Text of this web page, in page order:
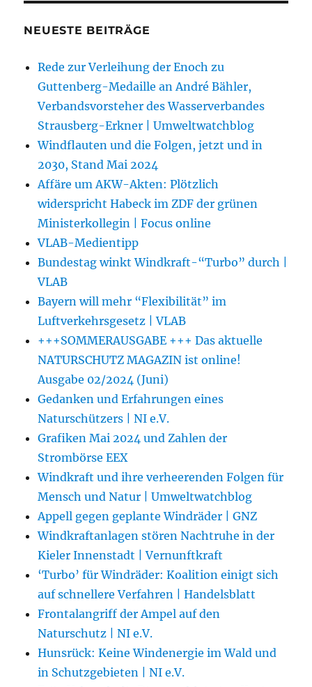
NEUESTE BEITRÄGE
Rede zur Verleihung der Enoch zu
Guttenberg-Medaille an André Bähler,
Verbandsvorsteher des Wasserverbandes
Strausberg-Erkner | Umweltwatchblog
Windflauten und die Folgen, jetzt und in
2030, Stand Mai 2024
Affäre um AKW-Akten: Plötzlich
widerspricht Habeck im ZDF der grünen
Ministerkollegin | Focus online
VLAB-Medientipp
Bundestag winkt Windkraft-“Turbo” durch |
VLAB
Bayern will mehr “Flexibilität” im
Luftverkehrsgesetz | VLAB
+++SOMMERAUSGABE +++ Das aktuelle
NATURSCHUTZ MAGAZIN ist online!
Ausgabe 02/2024 (Juni)
Gedanken und Erfahrungen eines
Naturschützers | NI e.V.
Grafiken Mai 2024 und Zahlen der
Strombörse EEX
Windkraft und ihre verheerenden Folgen für
Mensch und Natur | Umweltwatchblog
Appell gegen geplante Windräder | GNZ
Windkraftanlagen stören Nachtruhe in der
Kieler Innenstadt | Vernunftkraft
‘Turbo’ für Windräder: Koalition einigt sich
auf schnellere Verfahren | Handelsblatt
Frontalangriff der Ampel auf den
Naturschutz | NI e.V.
Hunsrück: Keine Windenergie im Wald und
in Schutzgebieten | NI e.V.